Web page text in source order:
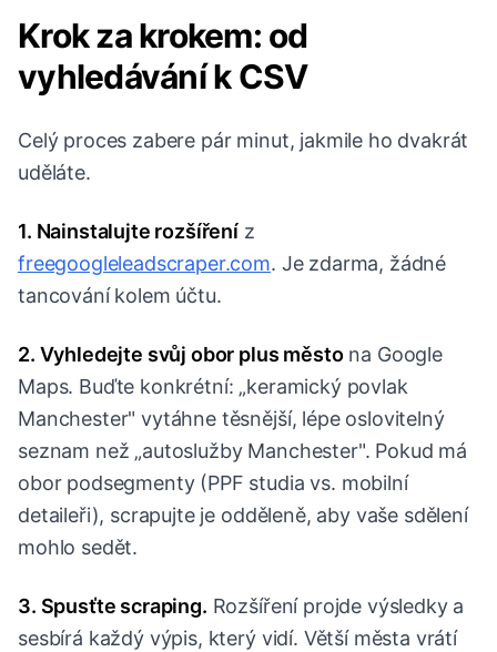
Krok za krokem: od
vyhledávání k CSV
Celý proces zabere pár minut, jakmile ho dvakrát
uděláte.
1. Nainstalujte rozšíření z
freegoogleleadscraper.com. Je zdarma, žádné
tancování kolem účtu.
2. Vyhledejte svůj obor plus městona Google
Maps. Buďte konkrétní: „keramický povlak
Manchester" vytáhne těsnější, lépe oslovitelný
seznam než „autoslužby Manchester". Pokud má
obor podsegmenty (PPF studia vs. mobilní
detaileři), scrapujte je odděleně, aby vaše sdělení
mohlo sedět.
3. Spusťte scraping. Rozšíření projde výsledky a
sesbírá každý výpis, který vidí. Větší města vrátí